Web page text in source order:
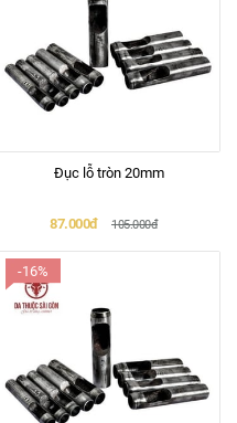
Đục lỗ tròn 20mm
87.000đ 105.000đ
-16%